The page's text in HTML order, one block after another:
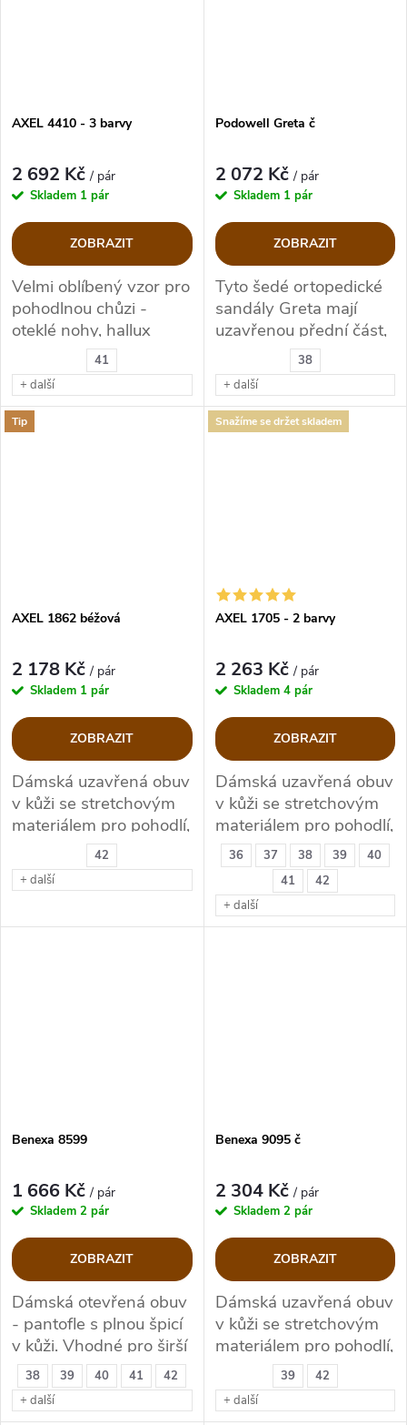
41
+ další
AXEL 4410 - 3 barvy
2 692 Kč/ pár
Skladem 1 pár
ZOBRAZIT
Velmi oblíbený vzor pro
pohodlnou chůzi -
oteklé nohy, hallux
valgus, kladívkové
prsty. Kožená obuv v
kombinaci s elastenem!
38
+ další
Podowell Greta č
2 072 Kč/ pár
Skladem 1 pár
ZOBRAZIT
Tyto šedé ortopedické
sandály Greta mají
uzavřenou přední část,
která chrání prsty, a
také nastavovací pásek
pro dokonalé
přizpůsobení noze.
Tip
42
+ další
AXEL 1862 béžová
2 178 Kč/ pár
Skladem 1 pár
ZOBRAZIT
Dámská uzavřená obuv
v kůži se stretchovým
materiálem pro pohodlí,
komfort. Vhodné pro
Hallux Valgus,
Kladívkové prsty.
Snažíme se držet skladem
36 37 38 39
40
41
42
+ další
AXEL 1705 - 2 barvy
2 263 Kč/ pár
Skladem 4 pár
ZOBRAZIT
Dámská uzavřená obuv
v kůži se stretchovým
materiálem pro pohodlí,
komfort. Vhodné pro
Hallux Valgus,
Kladívkové prsty.
38 39 40 41
42
+ další
Benexa 8599
1 666 Kč/ pár
Skladem 2 pár
ZOBRAZIT
Dámská otevřená obuv
- pantofle s plnou špicí
v kůži. Vhodné pro širší
chodidlo.
39
42
+ další
Benexa 9095 č
2 304 Kč/ pár
Skladem 2 pár
ZOBRAZIT
Dámská uzavřená obuv
v kůži se stretchovým
materiálem pro pohodlí,
komfort. Vhodné pro
Hallux Valgus,
Kladívkové prsty.